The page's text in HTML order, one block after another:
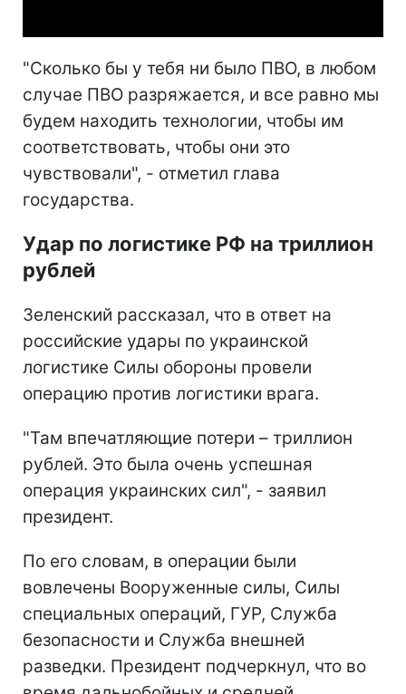
"Сколько бы у тебя ни было ПВО, в любом
случае ПВО разряжается, и все равно мы
будем находить технологии, чтобы им
соответствовать, чтобы они это
чувствовали", - отметил глава
государства.
Удар по логистике РФ на триллион
рублей
Зеленский рассказал, что в ответ на
российские удары по украинской
логистике Силы обороны провели
операцию против логистики врага.
"Там впечатляющие потери – триллион
рублей. Это была очень успешная
операция украинских сил", - заявил
президент.
По его словам, в операции были
вовлечены Вооруженные силы, Силы
специальных операций, ГУР, Служба
безопасности и Служба внешней
разведки. Президент подчеркнул, что во